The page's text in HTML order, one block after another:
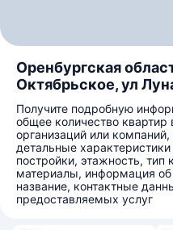
Оренбургская
Октябрьское, ул
Получите подробную
общее количество квартир
организаций или
детальные
постройки, этажность, тип
материалы, информация
название, контактные
предоставляемых услуг